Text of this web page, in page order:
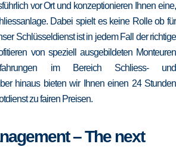
vor Ort und konzeptionieren Ihnen eine,
Dabei spielt es keine Rolle ob für
Schlüsseldienst ist in jedem Fall der richtige
von speziell ausgebildeten Monteuren
im Bereich Schliess- und
hinaus bieten wir Ihnen einen 24 Stunden
zu fairen Preisen.
– The next